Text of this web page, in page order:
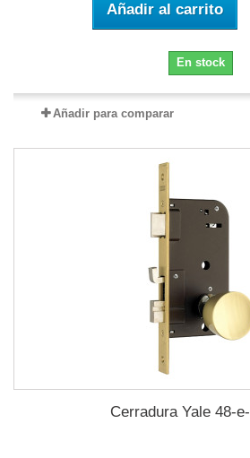
Añadir al carrito
En stock
Añadir para comparar
Cerradura Yale 48-